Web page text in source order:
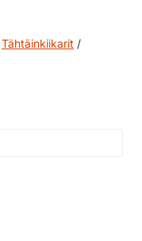
Tähtäinkiikarit /